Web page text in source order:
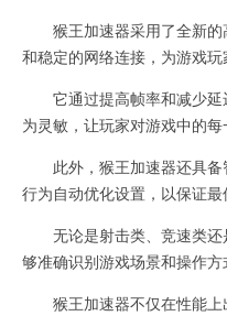
猴王加速器采用了全新的
和稳定的网络连接，为游戏玩
它通过提高帧率和减少延
为灵敏，让玩家对游戏中的每
此外，猴王加速器还具备
行为自动优化设置，以保证最
无论是射击类、竞速类还
够准确识别游戏场景和操作方
猴王加速器不仅在性能上